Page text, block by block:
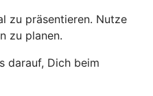
zu präsentieren. Nutze
zu planen.
darauf, Dich beim